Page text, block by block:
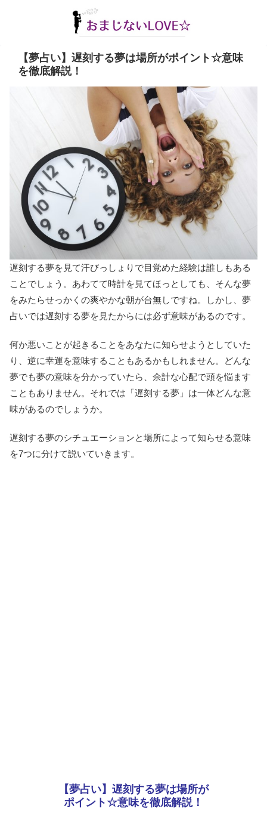
【夢占い】遅刻する夢は場所がポイント☆意味
を徹底解説！
遅刻する夢を見て汗びっしょりで目覚めた経験は誰しもある
ことでしょう。あわてて時計を見てほっとしても、そんな夢
をみたらせっかくの爽やかな朝が台無しですね。しかし、夢
占いでは遅刻する夢を見たからには必ず意味があるのです。
何か悪いことが起きることをあなたに知らせようとしていた
り、逆に幸運を意味することもあるかもしれません。どんな
夢でも夢の意味を分かっていたら、余計な心配で頭を悩ます
こともありません。それでは「遅刻する夢」は一体どんな意
味があるのでしょうか。
遅刻する夢のシチュエーションと場所によって知らせる意味
を7つに分けて説いていきます。
【夢占い】遅刻する夢は場所が
ポイント☆意味を徹底解説！